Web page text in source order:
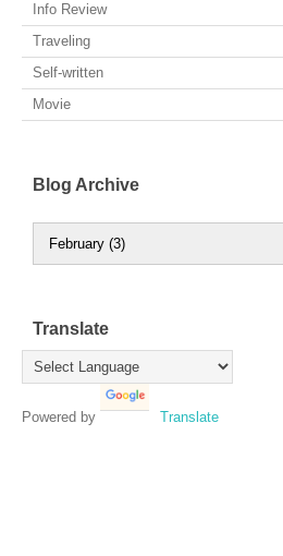
Info Review
Traveling
Self-written
Movie
Blog Archive
Translate
Powered by Translate